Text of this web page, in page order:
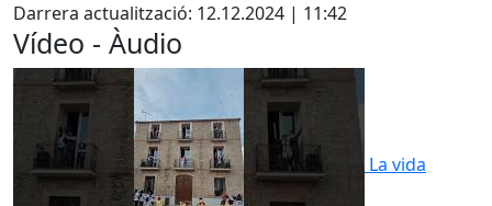
Darrera actualització: 12.12.2024 | 11:42
Vídeo - Àudio
La vida